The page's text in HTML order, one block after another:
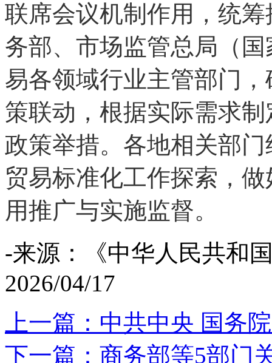
联席会议机制作用，统
务部、市场监管总局（
易各领域行业主管部门
策联动，根据实际需求
政策举措。各地相关部
贸易标准化工作探索，
用推广与实施监督。
-来源：《中华人民共和
2026/04/17
上一篇：中共中央 国务
下一篇：商务部等5部门